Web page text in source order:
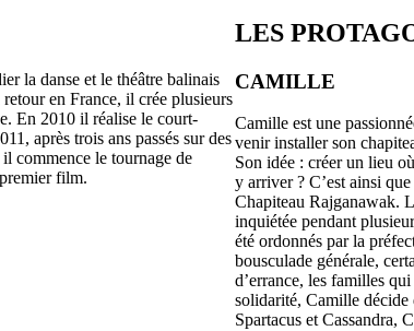
la danse et le théâtre balinais
en France, il crée plusieurs
En 2010 il réalise le court-
après trois ans passés sur des
commence le tournage de
film.
LES
CAMILLE
Camille est une
venir installer son
Son idée : créer un lieu
y arriver ? C’est ainsi
Chapiteau Rajganawak.
inquiétée pendant
été ordonnés par la
bousculade générale,
d’errance, les familles
solidarité, Camille décide
Spartacus et Cassandra,